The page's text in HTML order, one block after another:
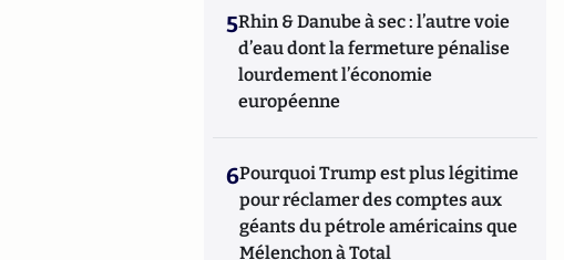
5Rhin & Danube à sec : l’autre voie
d’eau dont la fermeture pénalise
lourdement l’économie
européenne
6Pourquoi Trump est plus légitime
pour réclamer des comptes aux
géants du pétrole américains que
Mélenchon à Total